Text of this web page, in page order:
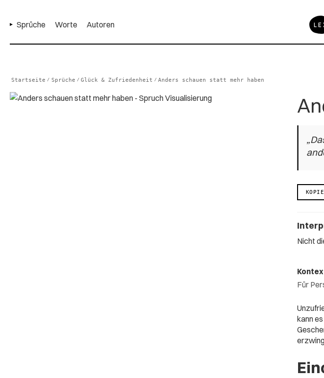
Sprüche Worte Autoren
Startseite / Sprüche / Glück & Zufriedenheit / Anders schauen statt mehr haben
Nicht
Für
kann